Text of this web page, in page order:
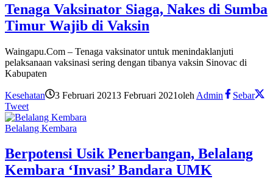
Tenaga Vaksinator Siaga, Nakes di Sumba
Timur Wajib di Vaksin
Waingapu.Com – Tenaga vaksinator untuk menindaklanjuti
pelaksanaan vaksinasi sering dengan tibanya vaksin Sinovac di
Kabupaten
Kesehatan 3 Februari 20213 Februari 2021oleh Admin
Sebar
Tweet
Belalang Kembara
Berpotensi Usik Penerbangan, Belalang
Kembara ‘Invasi’ Bandara UMK